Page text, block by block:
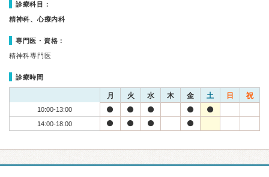
診療科目：
精神科、心療内科
専門医・資格：
精神科専門医
診療時間
月 火 水 木 金 土 日 祝
10:00-13:00
14:00-18:00